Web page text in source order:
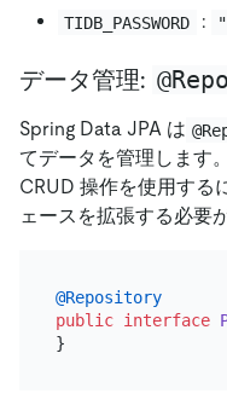
TIDB_PASSWORD
:
データ管理:
Spring Data JPA は
てデータを管理します。
CRUD 操作を使用する
ェースを拡張する必要
@Repository
public interface